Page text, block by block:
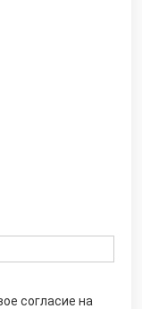
согласие на